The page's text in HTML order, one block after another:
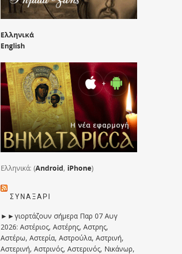
Ελληνικά
English
Ελληνικά: (Android, iPhone)
ΣΥΝΑΞΆΡΙ
►►γιορτάζουν σήμερα Παρ 07 Αυγ
2026: Αστέριος, Αστέρης, Αστρης,
Αστέρω, Αστερία, Αστρούλα, Αστρινή,
Αστερινή, Αστρινός, Αστερινός, Νικάνωρ,